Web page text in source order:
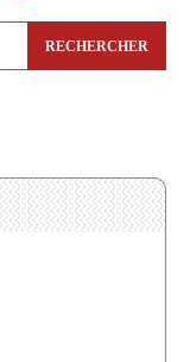
RECHERCHER